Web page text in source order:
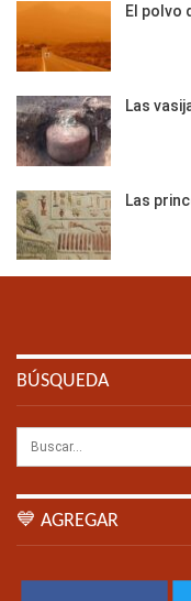
El polvo
Las
Las
BÚSQUEDA
💙 AGREGAR